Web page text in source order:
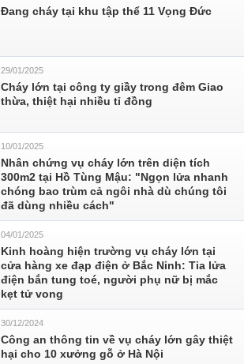
Đang cháy tại khu tập thể 11 Vọng Đức
29/01/2025
Cháy lớn tại công ty giầy trong đêm Giao
thừa, thiệt hại nhiều tỉ đồng
10/01/2025
Nhân chứng vụ cháy lớn trên diện tích
300m2 tại Hồ Tùng Mậu: "Ngọn lửa nhanh
chóng bao trùm cả ngôi nhà dù chúng tôi
đã dùng nhiều cách"
04/01/2025
Kinh hoàng hiện trường vụ cháy lớn tại
cửa hàng xe đạp điện ở Bắc Ninh: Tia lửa
điện bắn tung toé, người phụ nữ bị mắc
kẹt tử vong
30/12/2024
Công an thông tin về vụ cháy lớn gây thiệt
hại cho 10 xưởng gỗ ở Hà Nội